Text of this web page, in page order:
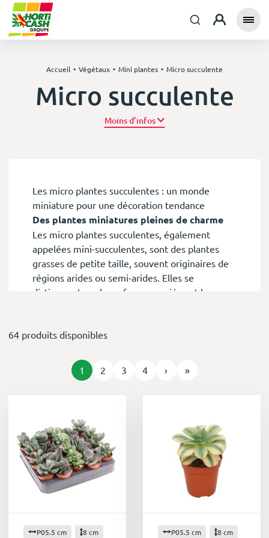
Accueil Végétaux Mini plantes Micro succulente
Micro succulente
Plus d’infos
Les micro plantes succulentes : un monde
miniature pour une décoration tendance
Des plantes miniatures pleines de charme
Les micro plantes succulentes, également
appelées mini-succulentes, sont des plantes
grasses de petite taille, souvent originaires de
régions arides ou semi-arides. Elles se
distinguent par leurs formes variées et leurs
bleu.
Parfaites pour apporter une touche de verdure
à votre intérieur, les micro plantes succulentes
étagère, une table basse ou même suspendues
dans des terrariums.
Des plantes faciles à vivre
Les micro plantes succulentes sont connues
pour leur résistance et leur facilité d'entretien.
Elles ne nécessitent que peu d'arrosage et
plus, elles sont peu sensibles aux maladies et
64 produits disponibles
1 2 3 4 › »
P05.5 cm 8 cm P05.5 cm 8 cm